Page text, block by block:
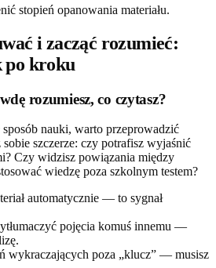
stopień opanowania materiału.
i zacząć rozumieć:
po kroku
rozumiesz, co czytasz?
nauki, warto przeprowadzić
szczerze: czy potrafisz wyjaśnić
Czy widzisz powiązania między
wiedzę poza szkolnym testem?
automatycznie — to sygnał
pojęcia komuś innemu —
wykraczających poza „klucz” — musisz